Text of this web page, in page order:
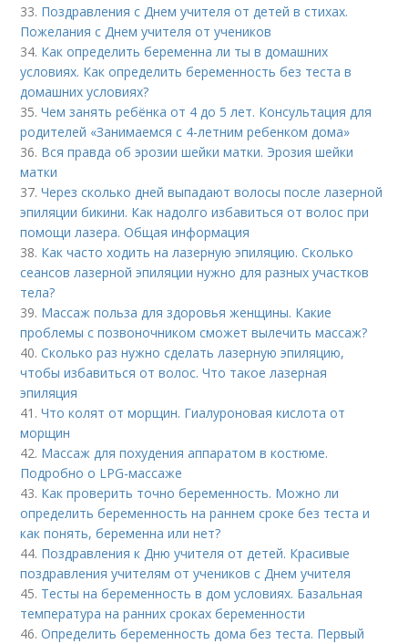
33. Поздравления с Днем учителя от детей в стихах.
Пожелания с Днем учителя от учеников
34. Как определить беременна ли ты в домашних
условиях. Как определить беременность без теста в
домашних условиях?
35.Чем занять ребёнка от 4 до 5 лет. Консультация для
родителей «Занимаемся с 4-летним ребенком дома»
36. Вся правда об эрозии шейки матки. Эрозия шейки
матки
37.Через сколько дней выпадают волосы после лазерной
эпиляции бикини. Как надолго избавиться от волос при
помощи лазера. Общая информация
38. Как часто ходить на лазерную эпиляцию. Сколько
сеансов лазерной эпиляции нужно для разных участков
тела?
39. Массаж польза для здоровья женщины. Какие
проблемы с позвоночником сможет вылечить массаж?
40.Сколько раз нужно сделать лазерную эпиляцию,
чтобы избавиться от волос. Что такое лазерная
эпиляция
41.Что колят от морщин. Гиалуроновая кислота от
морщин
42. Массаж для похудения аппаратом в костюме.
Подробно о LPG-массаже
43. Как проверить точно беременность. Можно ли
определить беременность на раннем сроке без теста и
как понять, беременна или нет?
44. Поздравления к Дню учителя от детей. Красивые
поздравления учителям от учеников с Днем учителя
45. Тесты на беременность в дом условиях. Базальная
температура на ранних сроках беременности
46.Определить беременность дома без теста. Первый